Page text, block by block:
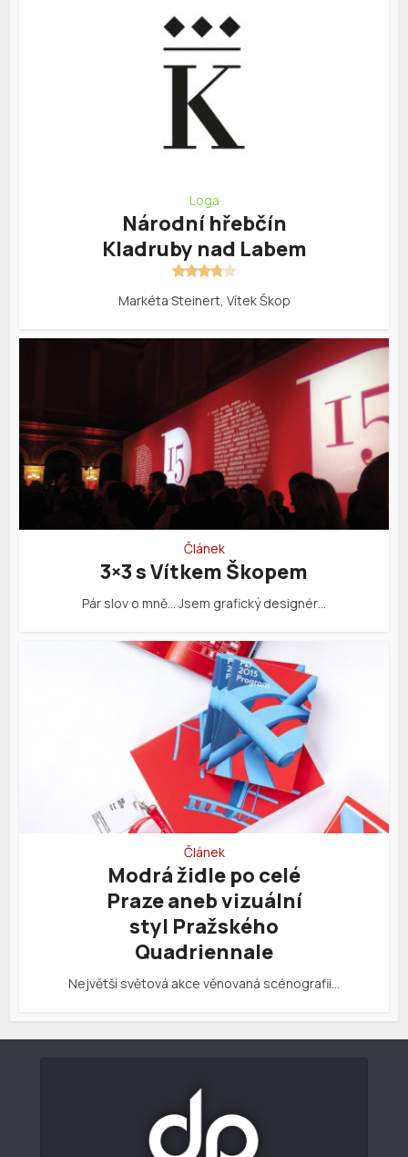
Loga
Národní hřebčín
Kladruby nad Labem
Markéta Steinert, Vítek Škop
Článek
3×3 s Vítkem Škopem
Pár slov o mně… Jsem grafický designér…
Článek
Modrá židle po celé
Praze aneb vizuální
styl Pražského
Quadriennale
Největší světová akce věnovaná scénografii…